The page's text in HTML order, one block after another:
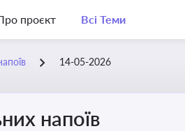
проєкт Всі Теми
14-05-2026
напоїв